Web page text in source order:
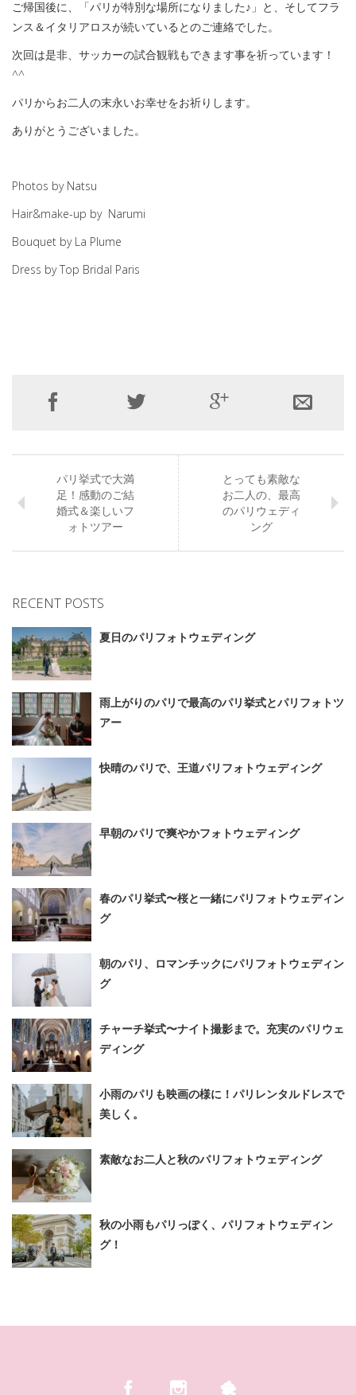
ご帰国後に、「パリが特別な場所になりました♪」と、そしてフラ
ンス＆イタリアロスが続いているとのご連絡でした。
次回は是非、サッカーの試合観戦もできます事を祈っています！
^^
パリからお二人の末永いお幸せをお祈りします。
ありがとうございました。
Photos by Natsu
Hair&make-up by Narumi
Bouquet by La Plume
Dress by Top Bridal Paris
パリ挙式で大満
足！感動のご結
婚式＆楽しいフ
ォトツアー
とっても素敵な
お二人の、最高
のパリウェディ
ング
RECENT POSTS
夏日のパリフォトウェディング
雨上がりのパリで最高のパリ挙式とパリフォトツ
アー
快晴のパリで、王道パリフォトウェディング
早朝のパリで爽やかフォトウェディング
春のパリ挙式〜桜と一緒にパリフォトウェディン
グ
朝のパリ、ロマンチックにパリフォトウェディン
グ
チャーチ挙式〜ナイト撮影まで。充実のパリウェ
ディング
小雨のパリも映画の様に！パリレンタルドレスで
美しく。
素敵なお二人と秋のパリフォトウェディング
秋の小雨もパリっぽく、パリフォトウェディン
グ！